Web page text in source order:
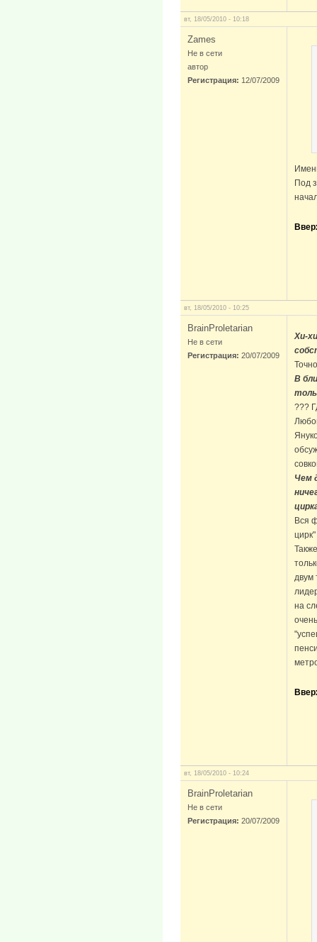
вт, 18/05/2010 - 10:18
Zames
Не в сети
автор
Регистрация: 12/07/2009
Под
вт, 18/05/2010 - 10:25
BrainProletarian
Не в сети
Регистрация: 20/07/2009
Хи-
В
???
Чем
Вся
двум
на
вт, 18/05/2010 - 10:24
BrainProletarian
Не в сети
Регистрация: 20/07/2009